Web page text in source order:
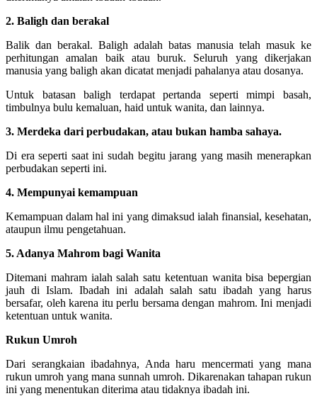
2. Baligh dan berakal
Balik dan berakal. Baligh adalah batas manusia telah masuk ke
perhitungan amalan baik atau buruk. Seluruh yang dikerjakan
manusia yang baligh akan dicatat menjadi pahalanya atau dosanya.
Untuk batasan baligh terdapat pertanda seperti mimpi basah,
timbulnya bulu kemaluan, haid untuk wanita, dan lainnya.
3. Merdeka dari perbudakan, atau bukan hamba sahaya.
Di era seperti saat ini sudah begitu jarang yang masih menerapkan
perbudakan seperti ini.
4. Mempunyai kemampuan
Kemampuan dalam hal ini yang dimaksud ialah finansial, kesehatan,
ataupun ilmu pengetahuan.
5. Adanya Mahrom bagi Wanita
Ditemani mahram ialah salah satu ketentuan wanita bisa bepergian
jauh di Islam. Ibadah ini adalah salah satu ibadah yang harus
bersafar, oleh karena itu perlu bersama dengan mahrom. Ini menjadi
ketentuan untuk wanita.
Rukun Umroh
Dari serangkaian ibadahnya, Anda haru mencermati yang mana
rukun umroh yang mana sunnah umroh. Dikarenakan tahapan rukun
ini yang menentukan diterima atau tidaknya ibadah ini.